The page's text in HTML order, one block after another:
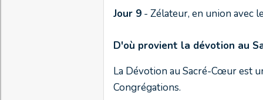
Jour 9 - Zélateur, en union avec
D'où provient la dévotion au
La Dévotion au Sacré-Cœur est
Congrégations.